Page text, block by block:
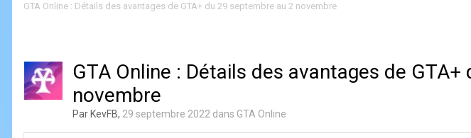
GTA Online : Détails des avantages de GTA+ du 29 septembre au 2 novembre
GTA Online : Détails des avantages de
novembre
Par KevFB, 29 septembre 2022 dans GTA Online